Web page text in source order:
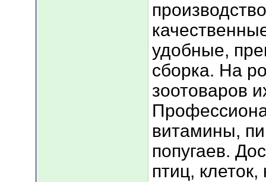
удобные,
сборка. На
зоотоваров
витамины,
попугаев.
птиц,